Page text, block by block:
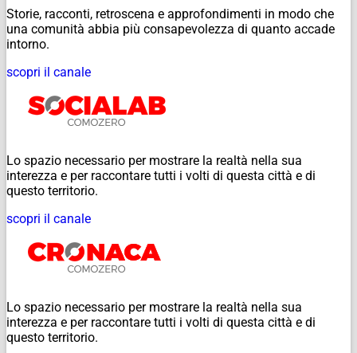
Storie, racconti, retroscena e approfondimenti in modo che
una comunità abbia più consapevolezza di quanto accade
intorno.
scopri il canale
Lo spazio necessario per mostrare la realtà nella sua
interezza e per raccontare tutti i volti di questa città e di
questo territorio.
scopri il canale
Lo spazio necessario per mostrare la realtà nella sua
interezza e per raccontare tutti i volti di questa città e di
questo territorio.